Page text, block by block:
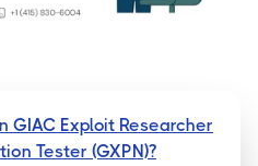
Exploit Researcher
Tester (GXPN)?